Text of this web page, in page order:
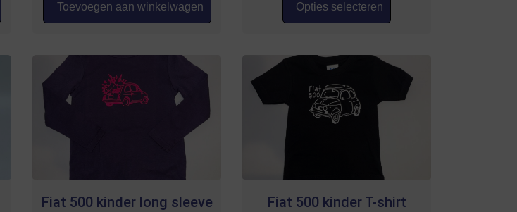
Toevoegen aan winkelwagen Opties selecteren
Fiat 500 kinder long sleeve Fiat 500 kinder T-shirt